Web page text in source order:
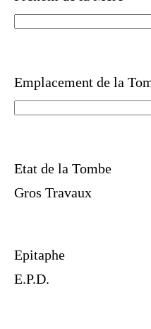
Emplacement de la
Etat de la Tombe
Gros Travaux
Epitaphe
E.P.D.